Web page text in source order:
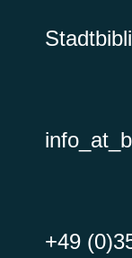
info _at_
+49